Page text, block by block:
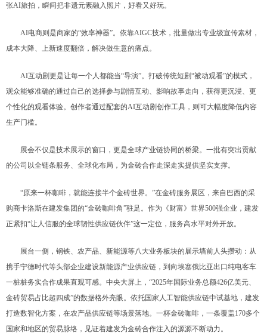
张AI旅拍，瞬间把非遗元素融入照片，好看又好玩。
AI电商则是商家的“效率神器”。依靠AIGC技术，批量做出专业级宣传素材，
成本大降、上新速度翻倍，解决做生意的痛点。
AI互动剧更是让每一个人都能当“导演”。打破传统短剧“被动观看”的模式，
观众能够准确的通过自己的选择参与剧情互动、影响故事走向，获得更沉浸、更
个性化的观看体验。创作者通过配套的AI互动剧创作工具，则可大幅度降低内容
生产门槛。
展会不仅是技术展示的窗口，更是全球产业链协同的桥梁。一批有突出贡献
的公司以全链条服务、全球化布局，为金砖合作走深走实提供坚实支撑。
“原来一杯咖啡，就能连接半个金砖世界。”在金砖服务展区，来自巴西的采
购商卡洛斯在建发集团的“金砖咖啡角”驻足。作为《财富》世界500强企业，建发
正紧扣“让人信服的全球韧性供应链伙伴”这一定位，服务高水平对外开放。
展台一侧，钢铁、农产品、新能源等八大业务板块的展示墙前人头攒动：从
携手宁德时代等头部企业建设新能源产业供应链，到向埃塞俄比亚出口纯电客车
一桩桩务实合作成果直观可感。中央大屏上，“2025年国际业务总额426亿美元、
金砖贸易占比超四成”的数据格外亮眼。依托国家人工智能供应链中试基地，建发
打造数智化方案，在农产品供应链等场景落地。一杯金砖咖啡，一条覆盖170多个
国家和地区的贸易脉络，见证着建发为金砖合作注入的源源不断动力。